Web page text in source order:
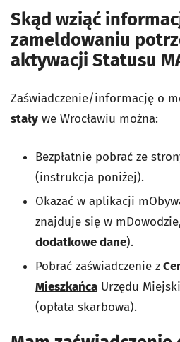
Skąd wziąć
zameldowaniu
aktywacji Statusu
Zaświadczenie/informację o
stały we Wrocławiu można:
Bezpłatnie pobrać ze
(instrukcja poniżej).
Okazać w aplikacji
znajduje się w
dodatkowe dane).
Pobrać zaświadczenie z
Mieszkańca Urzędu
(opłata skarbowa).